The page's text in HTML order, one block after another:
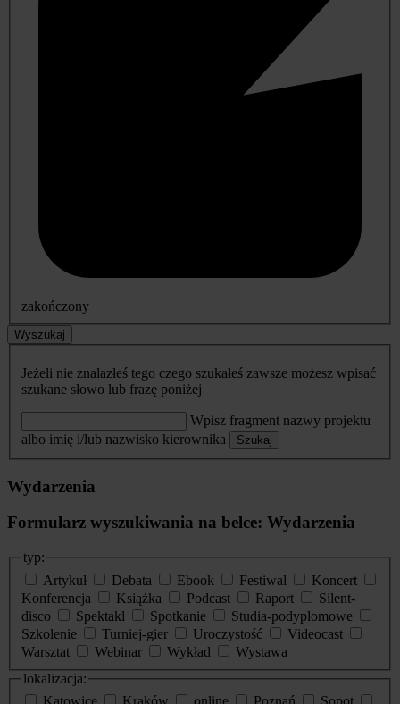
zakończony
Wyszukaj
Jeżeli nie znalazłeś tego czego szukałeś zawsze możesz wpisać
szukane słowo lub frazę poniżej
Wpisz fragment nazwy projektu
albo imię i/lub nazwisko kierownika
Szukaj
Wydarzenia
Formularz wyszukiwania na belce: Wydarzenia
typ:
Artykuł
Debata Ebook Festiwal
Koncert
Konferencja
Książka Podcast Raport
Silent-
disco
Spektakl Spotkanie
Studia-podyplomowe
Szkolenie
Turniej-gier Uroczystość
Videocast
Warsztat
Webinar Wykład
Wystawa
lokalizacja: